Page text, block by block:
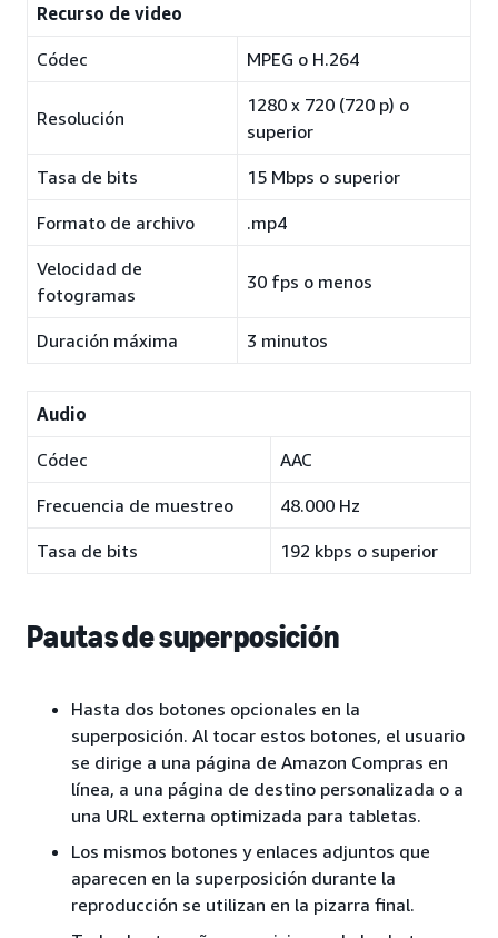
Recurso de video
Códec MPEG o H.264
Resolución
1280 x 720 (720 p) o
superior
Tasa de bits 15 Mbps o superior
Formato de archivo .mp4
Velocidad de
fotogramas
30 fps o menos
Duración máxima 3 minutos
Audio
Códec AAC
Frecuencia de muestreo 48.000 Hz
Tasa de bits 192 kbps o superior
Pautas de superposición
Hasta dos botones opcionales en la
superposición. Al tocar estos botones, el usuario
se dirige a una página de Amazon Compras en
línea, a una página de destino personalizada o a
una URL externa optimizada para tabletas.
Los mismos botones y enlaces adjuntos que
aparecen en la superposición durante la
reproducción se utilizan en la pizarra final.